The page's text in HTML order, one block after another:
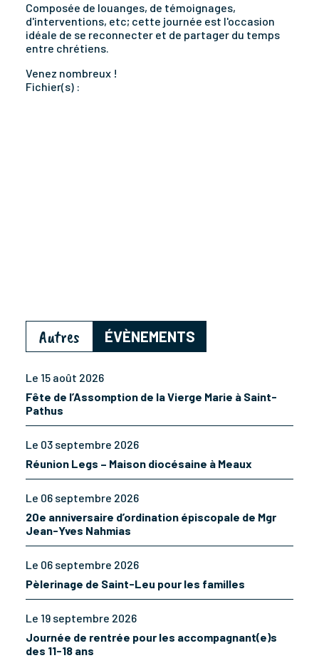
Composée de louanges, de témoignages,
d'interventions, etc; cette journée est l'occasion
idéale de se reconnecter et de partager du temps
entre chrétiens.
Venez nombreux !
Fichier(s) :
Autres ÉVÈNEMENTS
Le 15 août 2026
Fête de l’Assomption de la Vierge Marie à Saint-
Pathus
Le 03 septembre 2026
Réunion Legs – Maison diocésaine à Meaux
Le 06 septembre 2026
20e anniversaire d’ordination épiscopale de Mgr
Jean-Yves Nahmias
Le 06 septembre 2026
Pèlerinage de Saint-Leu pour les familles
Le 19 septembre 2026
Journée de rentrée pour les accompagnant(e)s
des 11-18 ans